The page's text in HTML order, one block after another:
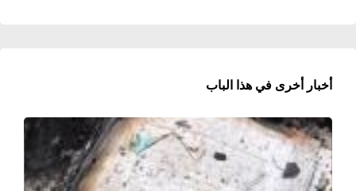
أخبار أخرى في هذا الباب